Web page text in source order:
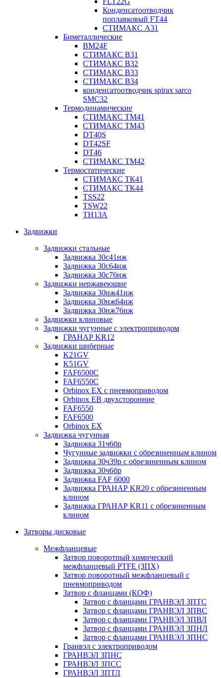
Конденсатоотводчик
поплавковый FT44
СТИМАКС А31
Биметаллические
BM24F
СТИМАКС B31
СТИМАКС В32
СТИМАКС В33
СТИМАКС B34
конденсатоотводчик spirax sarco
SMC32
Термодинамические
СТИМАКС ТМ41
СТИМАКС ТМ43
DT40S
DT42SF
DT46
СТИМАКС ТМ42
Термостатические
СТИМАКС ТК41
СТИМАКС ТК44
TSS22
TSW22
TH13A
Задвижки
Задвижки стальные
Задвижка 30с41нж
Задвижка 30с64нж
Задвижка 30с76нж
Задвижки нержавеющие
Задвижка 30нж41нж
Задвижка 30нж64нж
Задвижка 30нж76нж
Задвижки клиновые
Задвижки чугунные с электроприводом
ГРАНАР KR12
Задвижки шиберные
K21GV
K51GV
FAF6500C
FAF6550С
Orbinox EX с пневмоприводом
Orbinox EB двухсторонние
FAF6550
FAF6500
Orbinox EX
Задвижка чугунная
Задвижка 31ч6бр
Чугунные задвижки с обрезиненным клином
Задвижка 30ч39р с обрезиненным клином
Задвижка 30ч6бр
Задвижка FAF 6000
Задвижка ГРАНАР KR20 с обрезиненным
клином
Задвижка ГРАНАР KR11 с обрезиненным
клином
Затворы дисковые
Межфланцевые
Затвор поворотный химический
межфланцевый PTFE (ЗПХ)
Затвор поворотный межфланцевый с
пневмоприводом
Затвор с фланцами (КОФ)
Затвор с фланцами ГРАНВЭЛ ЗПТС
Затвор с фланцами ГРАНВЭЛ ЗПВС
Затвор с фланцами ГРАНВЭЛ ЗПВЛ
Затвор с фланцами ГРАНВЭЛ ЗПНЛ
Затвор с фланцами ГРАНВЭЛ ЗПНС
Гранвэл с электроприводом
ГРАНВЭЛ ЗПНС
ГРАНВЭЛ ЗПСС
ГРАНВЭЛ ЗПТЛ